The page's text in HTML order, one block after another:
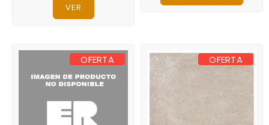
VER
OFERTA OFERTA